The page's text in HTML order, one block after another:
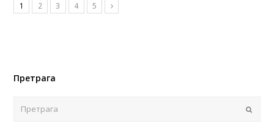
1 2 3 4 5
Претрага